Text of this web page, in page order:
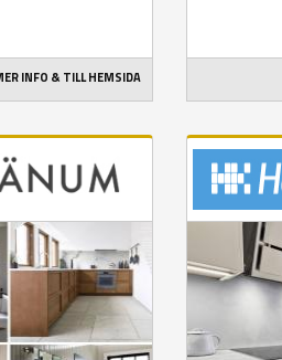
INFO & TILL HEMSIDA